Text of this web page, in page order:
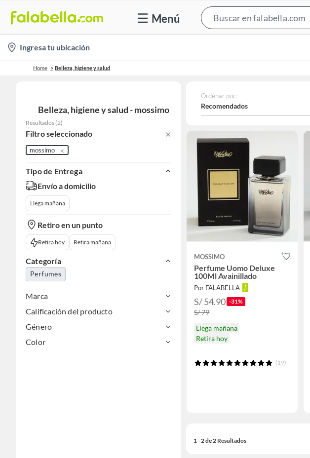
Menú
location-
icon
Ingresa tu ubicación
Home Belleza, higiene y salud
Belleza, higiene y salud - mossimo
Resultados (2)
Filtro seleccionado
mossimo
Tipo de Entrega
Envío a domicilio
Llega mañana
Retiro en un punto
Retira hoy Retira mañana
Categoría
Perfumes
Marca
Calificación del producto
Género
Color
Ordenar por:
Recomendados
MOSSIMO
Perfume Uomo Deluxe
100Ml Avainillado
Por FALABELLA
S/ 54.90 -31%
S/ 79
Llega mañana
Retira hoy
(19)
1 - 2 de 2 Resultados